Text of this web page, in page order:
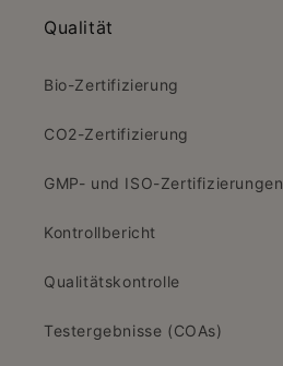
Qualität
Bio-Zertifizierung
CO2-Zertifizierung
GMP- und ISO-Zertifizierungen
Kontrollbericht
Qualitätskontrolle
Testergebnisse (COAs)